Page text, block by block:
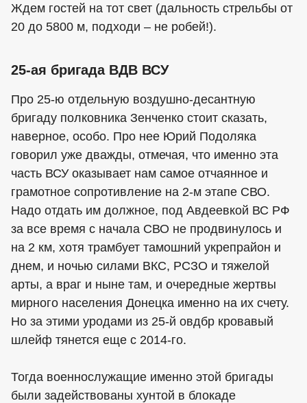
Ждем гостей на тот свет (дальность стрельбы от
20 до 5800 м, подходи – не робей!).
25-ая бригада ВДВ ВСУ
Про 25-ю отдельную воздушно-десантную
бригаду полковника Зенченко стоит сказать,
наверное, особо. Про нее Юрий Подоляка
говорил уже дважды, отмечая, что именно эта
часть ВСУ оказывает нам самое отчаянное и
грамотное сопротивление на 2-м этапе СВО.
Надо отдать им должное, под Авдеевкой ВС РФ
за все время с начала СВО не продвинулось и
на 2 км, хотя трамбует тамошний укрепрайон и
днем, и ночью силами ВКС, РСЗО и тяжелой
арты, а враг и ныне там, и очередные жертвы
мирного населения Донецка именно на их счету.
Но за этими уродами из 25-й овдбр кровавый
шлейф тянется еще с 2014-го.
Тогда военнослужащие именно этой бригады
были задействованы хунтой в блокаде